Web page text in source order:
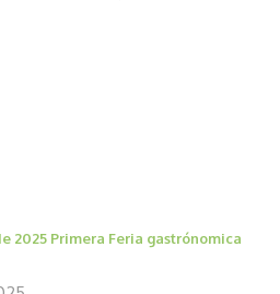
2025 Primera Feria gastrónomica